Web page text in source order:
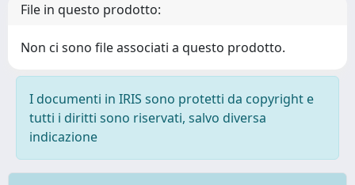
File in questo prodotto:
Non ci sono file associati a questo prodotto.
I documenti in IRIS sono protetti da copyright e
tutti i diritti sono riservati, salvo diversa
indicazione